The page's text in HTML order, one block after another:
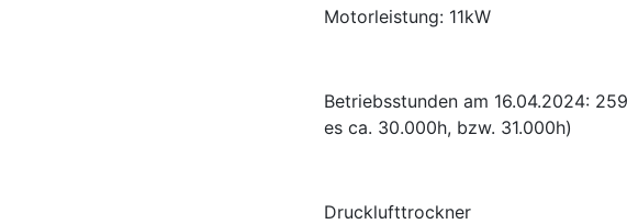
Motorleistung: 11kW
Betriebsstunden am 16.04.2024:
es ca. 30.000h, bzw. 31.000h)
Drucklufttrockner